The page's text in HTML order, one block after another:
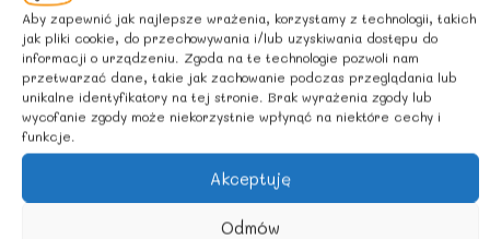
Aby zapewnić jak najlepsze wrażenia, korzystamy z technologii, takich
jak pliki cookie, do przechowywania i/lub uzyskiwania dostępu do
informacji o urządzeniu. Zgoda na te technologie pozwoli nam
przetwarzać dane, takie jak zachowanie podczas przeglądania lub
unikalne identyfikatory na tej stronie. Brak wyrażenia zgody lub
wycofanie zgody może niekorzystnie wpłynąć na niektóre cechy i
funkcje.
Akceptuję
Odmów
ograniczyć wpływ na środowisko, należy stosować
produkt oszczędnie.
Podobne produkty